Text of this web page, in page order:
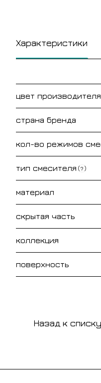
Характеристики
цвет производителя
страна бренда
кол-во режимов
тип смесителя ?
материал
скрытая часть
коллекция
поверхность
Назад к списку